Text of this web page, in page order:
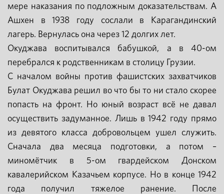
мере наказания по подложным доказательствам. А
Ашхен в 1938 году сослали в Карагандинский
лагерь. Вернулась она через 12 долгих лет.
Окуджава воспитывался бабушкой, а в 40-ом
перебрался к родственникам в столицу Грузии.
С началом войны против фашистских захватчиков
Булат Окуджава решил во что бы то ни стало скорее
попасть на фронт. Но юный возраст всё не давал
осуществить задуманное. Лишь в 1942 году прямо
из девятого класса добровольцем ушел служить.
Сначала два месяца подготовки, а потом –
миномётчик в 5-ом гвардейском Донском
кавалерийском Казачьем корпусе. Но в конце 1942
года получил тяжелое ранение. После